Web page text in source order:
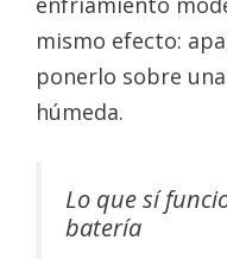
mismo efecto:
ponerlo sobre
húmeda.
Lo que sí
batería